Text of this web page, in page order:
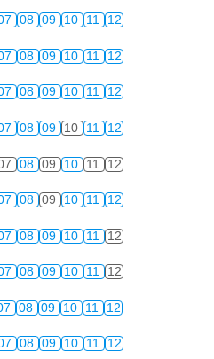
08 09 10 11 12
08 09 10 11 12
08 09 10 11 12
08 09 10 11 12
08 09 10 11 12
08 09 10 11 12
08 09 10 11 12
08 09 10 11 12
08 09 10 11 12
08 09 10 11 12